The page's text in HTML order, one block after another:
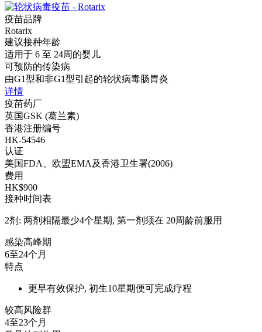
疫苗品牌
Rotarix
建议接种年龄
适用于 6 至 24周的婴儿
可预防的传染病
由G1型和非G1型引起的轮状病毒肠胃炎
详情
疫苗药厂
英国GSK (葛兰素)
香港注册编号
HK-54546
认证
美国FDA、欧盟EMA及香港卫生署(2006)
费用
HK$900
接种时间表
2剂: 两剂相隔最少4个星期, 第一剂须在 20周龄前服用
感染高峰期
6至24个月
特点
更早有效保护, 初生10星期便可完成疗程
较高风险群
4至23个月